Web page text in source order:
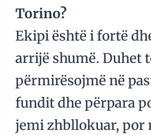
Torino?
Ekipi është i fortë
arrijë shumë. Duhet
përmirësojmë në
fundit dhe përpara
jemi zhbllokuar, por